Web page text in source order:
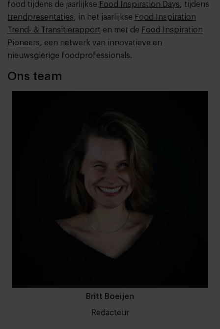
food tijdens de jaarlijkse Food Inspiration Days, tijdens
trendpresentaties, in het jaarlijkse Food Inspiration
Trend- & Transitierapport en met de Food Inspiration
Pioneers, een netwerk van innovatieve en
nieuwsgierige foodprofessionals.
Ons team
Britt Boeijen
Redacteur